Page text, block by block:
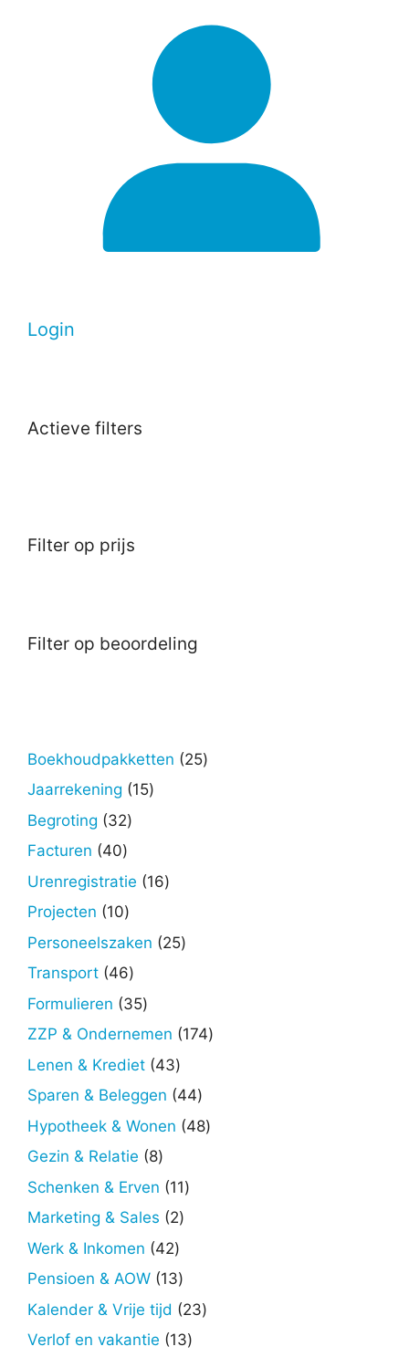
Login
Actieve filters
Filter op prijs
Filter op beoordeling
Boekhoudpakketten 2525
Jaarrekening 1515
Begroting 3232
Facturen 4040
producten
Urenregistratie 1616
Projecten 1010
producten
Personeelszaken 2525
Transport 4646
producten
Formulieren 3535
producten
ZZP & Ondernemen 174174
Lenen & Krediet 4343
producten
Sparen & Beleggen 4444
producten
Hypotheek & Wonen 4848
Gezin & Relatie 88
producten
Schenken & Erven 1111
Marketing & Sales 22
Werk & Inkomen 4242
producten
Pensioen & AOW 1313
producten
Kalender & Vrije tijd 2323
Verlof en vakantie 1313